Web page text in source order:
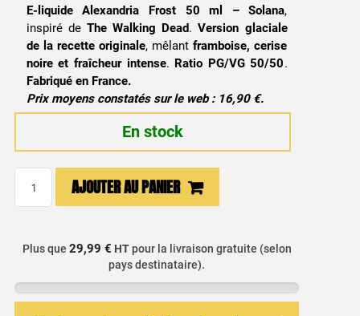
E-liquide Alexandria Frost 50 ml – Solana,
inspiré deThe Walking Dead.Version glaciale
de la recette originale, mêlantframboise, cerise
noire et fraîcheur intense. Ratio PG/VG 50/50.
Fabriqué en France.
Prix moyens constatés sur le web : 16,90 €.
En stock
Alexandria
50ml
AJOUTER AU PANIER
Plus que 29,99 € HTpour la livraison gratuite (selon
pays destinataire).